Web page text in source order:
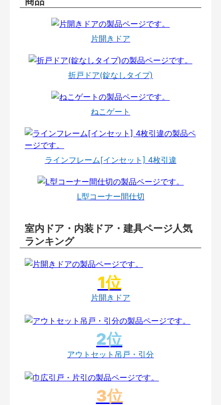
片開きドア
折戸ドア(錠なしタイプ)
ねこゲート
ラインフレーム[インセット] 4枚引違
L型コーナー間仕切
室内ドア・内装ドア・建具ページ人気
ランキング
片開きドア
アウトセット吊戸・引分